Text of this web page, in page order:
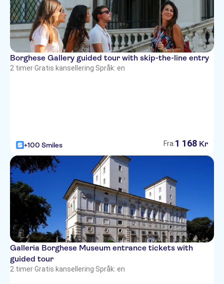
Borghese Gallery guided tour with skip-the-line entry
2 timer·Gratis kansellering·Språk: en
+100 Smiles Fra:1 168 Kr
Galleria Borghese Museum entrance tickets with
guided tour
2 timer·Gratis kansellering·Språk: en